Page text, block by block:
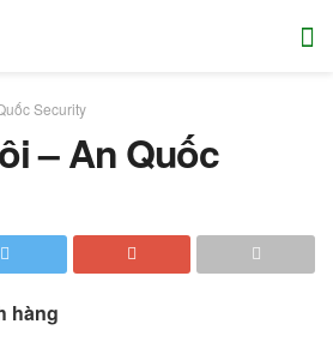
Security
– An Quốc
hàng